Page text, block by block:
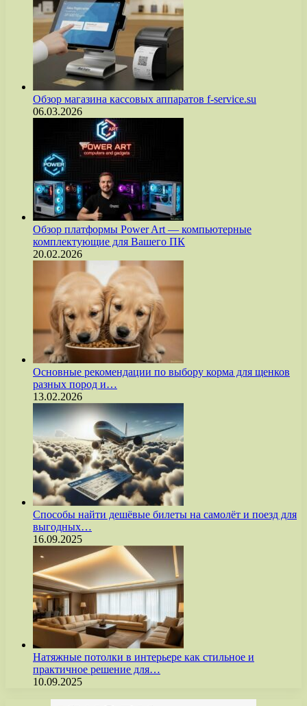
Обзор магазина кассовых аппаратов f-service.su
06.03.2026
Обзор платформы Power Art — компьютерные
комплектующие для Вашего ПК
20.02.2026
Основные рекомендации по выбору корма для щенков
разных пород и…
13.02.2026
Способы найти дешёвые билеты на самолёт и поезд для
выгодных…
16.09.2025
Натяжные потолки в интерьере как стильное и
практичное решение для…
10.09.2025